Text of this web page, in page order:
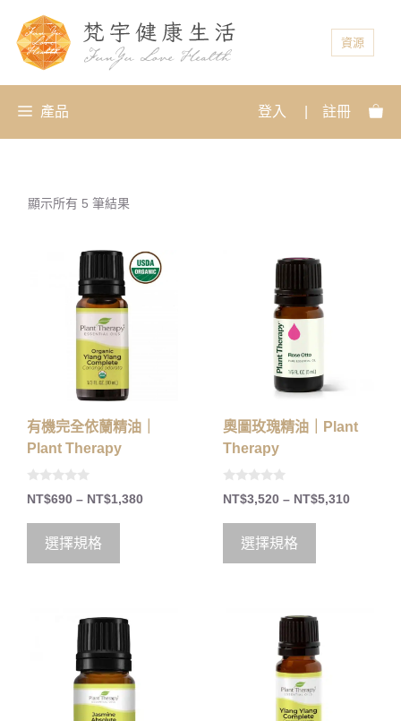
資源
產品 登入 註冊
顯示所有 5 筆結果
有機完全依蘭精油｜
Plant Therapy
0
o
t
5
NT$690 – NT$1,380
選擇規格
奧圖玫瑰精油｜Plant
Therapy
0
o
t
5
NT$3,520 – NT$5,310
選擇規格